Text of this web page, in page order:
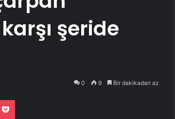
şeride
0 9 Bir dakikadan az
Pocket